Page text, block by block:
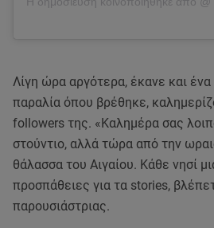
Λίγη ώρα αργότερα, έκανε και
παραλία όπου βρέθηκε,
followers της. «Καλημέρα σας
στούντιο, αλλά τώρα από την
θάλασσα του Αιγαίου. Κάθε νησί
προσπάθειες για τα stories,
παρουσιάστριας.